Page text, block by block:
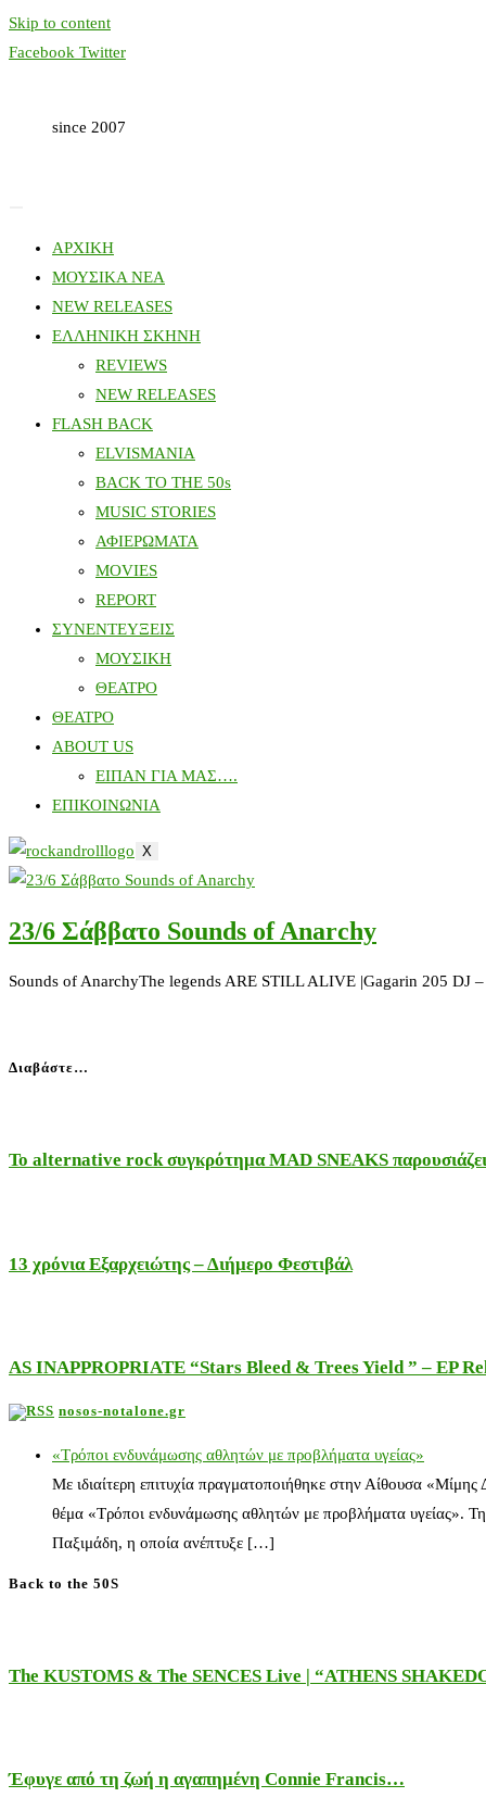
Skip to content
Facebook Twitter
since 2007
ΑΡΧΙΚΗ
ΜΟΥΣΙΚΑ ΝΕΑ
NEW RELEASES
ΕΛΛΗΝΙΚΗ ΣΚΗΝΗ
REVIEWS
NEW RELEASES
FLASH BACK
ELVISMANIA
BACK TO THE 50s
MUSIC STORIES
ΑΦΙΕΡΩΜΑΤΑ
MOVIES
REPORT
ΣΥΝΕΝΤΕΥΞΕΙΣ
ΜΟΥΣΙΚΗ
ΘΕΑΤΡΟ
ΘΕΑΤΡΟ
ABOUT US
ΕΙΠΑΝ ΓΙΑ ΜΑΣ….
ΕΠΙΚΟΙΝΩΝΙΑ
X
23/6 Σάββατο Sounds of Anarchy
Sounds of AnarchyThe legends ARE STILL ALIVE |Gagarin 205
Διαβάστε…
Το alternative rock συγκρότημα MAD SNEAKS
13 χρόνια Εξαρχειώτης – Διήμερο Φεστιβάλ
AS INAPPROPRIATE “Stars Bleed & Trees Yield ” – EP
nosos-notalone.gr
«Τρόποι ενδυνάμωσης αθλητών με προβλήματα υγείας»
Με ιδιαίτερη επιτυχία πραγματοποιήθηκε στην Αίθουσα
θέμα «Τρόποι ενδυνάμωσης αθλητών με προβλήματα υγείας».
Παξιμάδη, η οποία ανέπτυξε […]
Back to the 50S
The KUSTOMS & The SENCES Live | “ATHENS
Έφυγε από τη ζωή η αγαπημένη Connie Francis…